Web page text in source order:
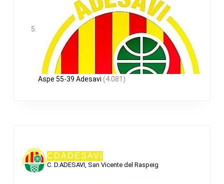
Aspe 55-39 Adesavi (4.081)
CDADESAVI
C. D.ADESAVI, San Vicente del Raspeig